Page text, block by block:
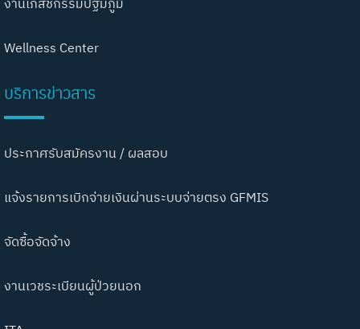
งานเภสัชกรรมปฐมภูมิ
Wellness Center
บริการข่าวสาร
ประกาศรับสมัครงาน / ผลสอบ
แจ้งรายการเบิกจ่ายเงินผ่านระบบจ่ายตรง GFMIS
จัดซื้อจัดจ้าง
งานเวชระเบียนผู้ป่วยนอก